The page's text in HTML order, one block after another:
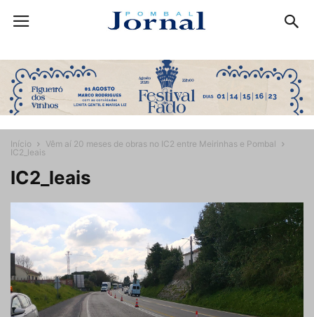
Início
Vêm aí 20 meses de obras no IC2 entre Meirinhas e Pombal
IC2_leais
IC2_leais